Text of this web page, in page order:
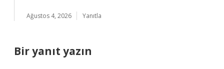
Ağustos 4, 2026 Yanıtla
Bir yanıt yazın